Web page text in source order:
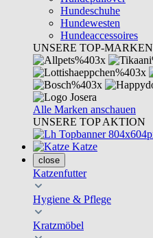
Hundeschuhe
Hundewesten
Hundeaccessoires
UNSERE TOP-MARKEN
Alle Marken anschauen
UNSERE TOP AKTION
Katze
close
Katzenfutter
Hygiene & Pflege
Kratzmöbel